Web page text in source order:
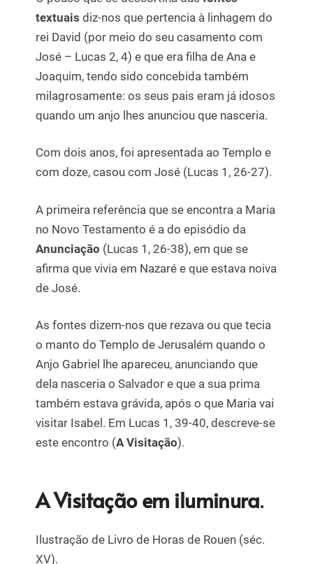
textuais diz-nos que pertencia à linhagem do
rei David (por meio do seu casamento com
José – Lucas 2, 4) e que era filha de Ana e
Joaquim, tendo sido concebida também
milagrosamente: os seus pais eram já idosos
quando um anjo lhes anunciou que nasceria.
Com dois anos, foi apresentada ao Templo e
com doze, casou com José (Lucas 1, 26-27).
A primeira referência que se encontra a Maria
no Novo Testamento é a do episódio da
Anunciação (Lucas 1, 26-38), em que se
afirma que vivia em Nazaré e que estava noiva
de José.
As fontes dizem-nos que rezava ou que tecia
o manto do Templo de Jerusalém quando o
Anjo Gabriel lhe apareceu, anunciando que
dela nasceria o Salvador e que a sua prima
também estava grávida, após o que Maria vai
visitar Isabel. Em Lucas 1, 39-40, descreve-se
este encontro (A Visitação).
A Visitação em iluminura.
Ilustração de Livro de Horas de Rouen (séc.
XV).